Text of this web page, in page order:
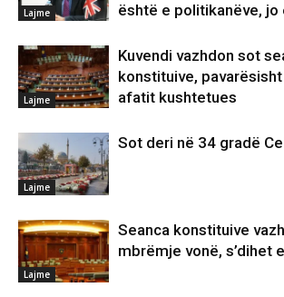
Lajme
është e politikanëve,
Lajme
Kuvendi vazhdon sot
konstituive,
afatit kushtetues
Lajme
Sot deri në 34 gradë
Lajme
Seanca konstituive
mbrëmje vonë, s’dihet